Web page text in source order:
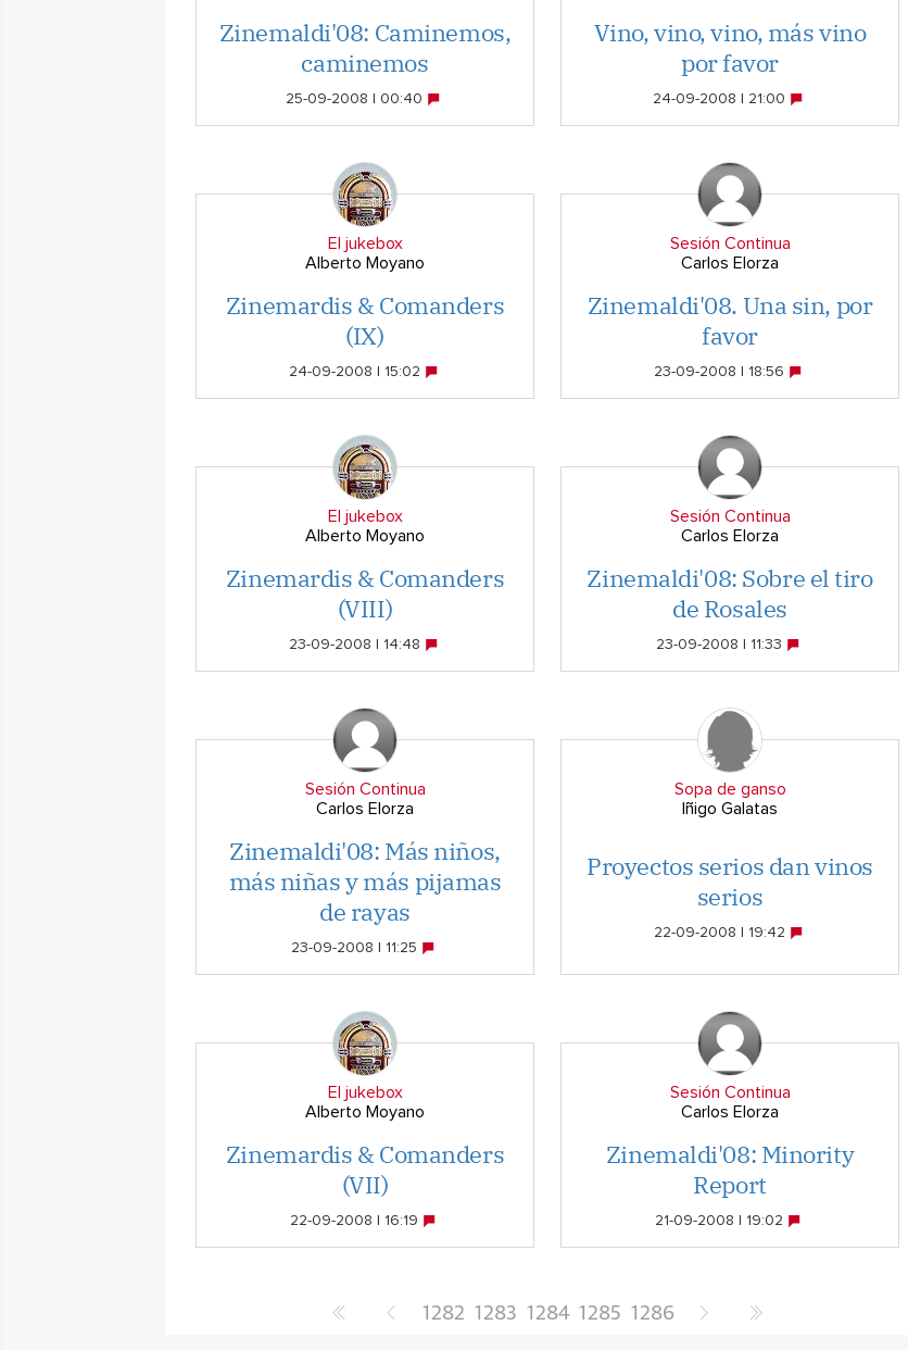
Zinemaldi'08: Caminemos,
caminemos
25-09-2008 | 00:40
Vino, vino, vino, más vino
por favor
24-09-2008 | 21:00
El jukebox
Alberto Moyano
Zinemardis & Comanders
(IX)
24-09-2008 | 15:02
Sesión Continua
Carlos Elorza
Zinemaldi'08. Una sin, por
favor
23-09-2008 | 18:56
El jukebox
Alberto Moyano
Zinemardis & Comanders
(VIII)
23-09-2008 | 14:48
Sesión Continua
Carlos Elorza
Zinemaldi'08: Sobre el tiro
de Rosales
23-09-2008 | 11:33
Sesión Continua
Carlos Elorza
Zinemaldi'08: Más niños,
más niñas y más pijamas
de rayas
23-09-2008 | 11:25
Sopa de ganso
Iñigo Galatas
Proyectos serios dan vinos
serios
22-09-2008 | 19:42
El jukebox
Alberto Moyano
Zinemardis & Comanders
(VII)
22-09-2008 | 16:19
Sesión Continua
Carlos Elorza
Zinemaldi'08: Minority
Report
21-09-2008 | 19:02
1282 1283 1284 1285 1286